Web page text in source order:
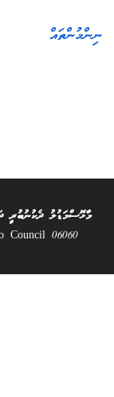
ނިންމުންތައް
މާޅޮސްމަޑުލު ދެކުނުބުރީ
06060 All Rights Reserved @ 2025 Dharavandhoo Council